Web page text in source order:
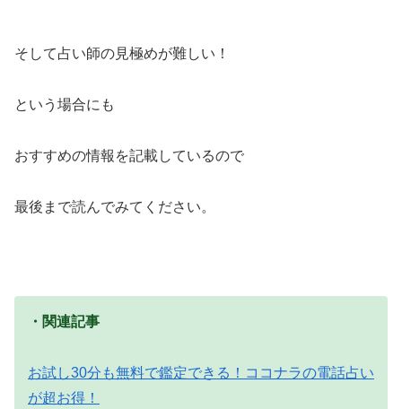
そして占い師の見極めが難しい！
という場合にも
おすすめの情報を記載しているので
最後まで読んでみてください。
・関連記事
お試し30分も無料で鑑定できる！ココナラの電話占い
が超お得！